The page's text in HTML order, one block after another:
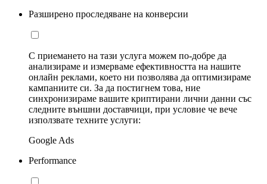
Разширено проследяване на конверсии
С приемането на тази услуга можем по-добре да
анализираме и измерваме ефективността на нашите
онлайн реклами, което ни позволява да оптимизираме
кампаниите си. За да постигнем това, ние
синхронизираме вашите криптирани лични данни със
следните външни доставчици, при условие че вече
използвате техните услуги:
Google Ads
Performance